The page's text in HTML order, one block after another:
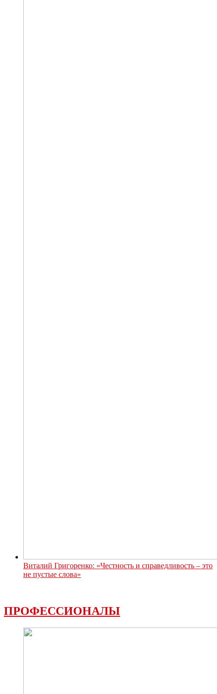
Виталий Григоренко: «Честность и справедливость – это
не пустые слова»
ПРОФЕССИОНАЛЫ